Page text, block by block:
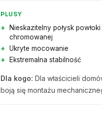
PLUSY
Nieskazitelny połysk powłoki
chromowanej
Ukryte mocowanie
Ekstremalna stabilność
Dla kogo: Dla właścicieli
boją się montażu